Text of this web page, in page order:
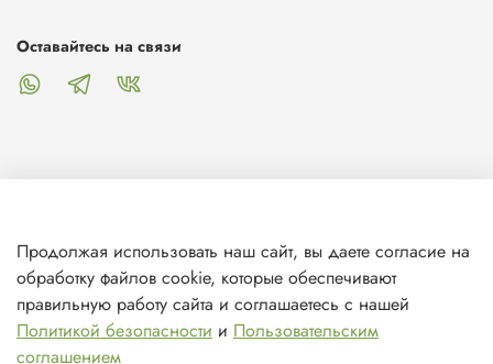
Клиентам
Информация
Оставайтесь на связи
Продолжая использовать наш сайт, вы даете согласие на
обработку файлов cookie, которые обеспечивают
правильную работу сайта и соглашаетесь с нашей
Политикой безопасности и Пользовательским
соглашением